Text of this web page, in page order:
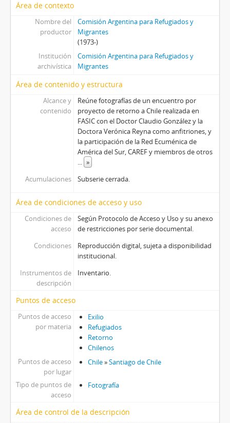
Área de contexto
Nombre del
productor
Comisión Argentina para Refugiados y
Migrantes
(1973-)
Institución
archivística
Comisión Argentina para Refugiados y
Migrantes
Área de contenido y estructura
Alcance y
contenido
Reúne fotografías de un encuentro por
proyecto de retorno a Chile realizada en
FASIC con el Doctor Claudio González y la
Doctora Verónica Reyna como anfitriones, y
la participación de la Red Ecuménica de
América del Sur, CAREF y miembros de otros
... »
Acumulaciones
Subserie cerrada.
Área de condiciones de acceso y uso
Condiciones de
acceso
Según Protocolo de Acceso y Uso y su anexo
de restricciones por serie documental.
Condiciones
Reproducción digital, sujeta a disponibilidad
institucional.
Instrumentos de
descripción
Inventario.
Puntos de acceso
Puntos de acceso
por materia
Exilio
Refugiados
Retorno
Chilenos
Puntos de acceso
por lugar
Chile»Santiago de Chile
Tipo de puntos de
acceso
Fotografía
Área de control de la descripción